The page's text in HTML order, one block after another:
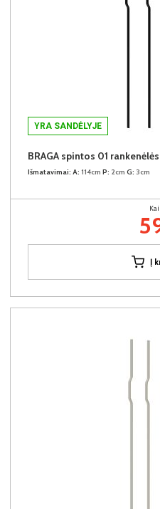
YRA SANDĖLYJE
BRAGA spintos 01
Išmatavimai: A: 114cm P: 2cm G: 3cm
Į